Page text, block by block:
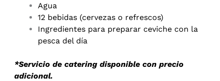
Agua
12 bebidas (cervezas o refrescos)
Ingredientes para preparar ceviche con la
pesca del día
*Servicio de catering disponible con precio
adicional.